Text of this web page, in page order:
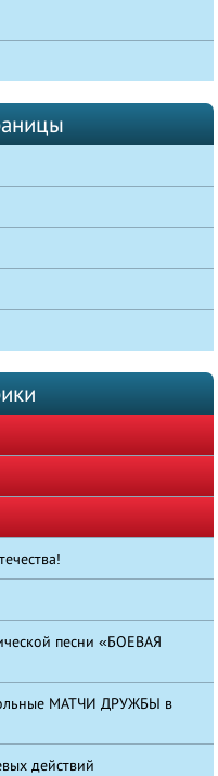
песни «БОЕВАЯ
МАТЧИ ДРУЖБЫ в
действий